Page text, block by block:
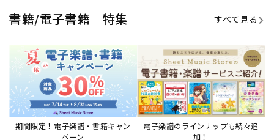
書籍/電子書籍 特集 すべて見る
期間限定！電子楽譜・書籍キャン
ペーン
電子楽譜のラインナップも続々追
加！